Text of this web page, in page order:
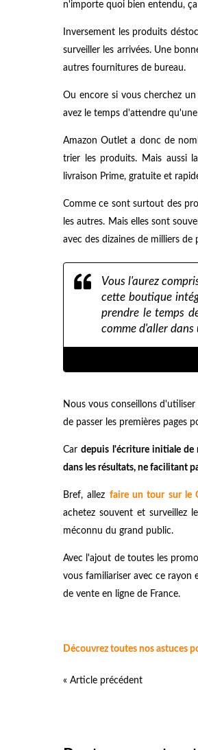
n'importe quoi bien entendu,
Inversement les produits
surveiller les arrivées. Une
autres fournitures de bureau.
Ou encore si vous cherchez
avez le temps d'attendre
Amazon Outlet a donc de
trier les produits. Mais aussi
livraison Prime, gratuite et
Comme ce sont surtout des
les autres. Mais elles sont
avec des dizaines de milliers
Vous l'aurez
cette boutique
prendre le temps
comme d'aller dans
Nous vous conseillons
de passer les premières pages
Cardepuis l'écriture initiale de
dans les résultats, ne facilitant
Bref, allez faire un tour sur le
achetez souvent et surveillez
méconnu du grand public.
Avec l'ajout de toutes les
vous familiariser avec ce
de vente en ligne de France.
Découvrez toutes nos astuces
« Article précédent